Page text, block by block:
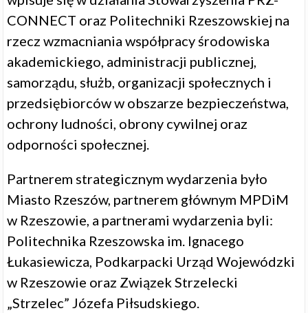
CONNECT oraz Politechniki Rzeszowskiej na
rzecz wzmacniania współpracy środowiska
akademickiego, administracji publicznej,
samorządu, służb, organizacji społecznych i
przedsiębiorców w obszarze bezpieczeństwa,
ochrony ludności, obrony cywilnej oraz
odporności społecznej.
Partnerem strategicznym wydarzenia było
Miasto Rzeszów, partnerem głównym MPDiM
w Rzeszowie, a partnerami wydarzenia byli:
Politechnika Rzeszowska im. Ignacego
Łukasiewicza, Podkarpacki Urząd Wojewódzki
w Rzeszowie oraz Związek Strzelecki
„Strzelec” Józefa Piłsudskiego.